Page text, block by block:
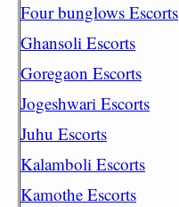
Four bunglows Escorts
Ghansoli Escorts
Goregaon Escorts
Jogeshwari Escorts
Juhu Escorts
Kalamboli Escorts
Kamothe Escorts